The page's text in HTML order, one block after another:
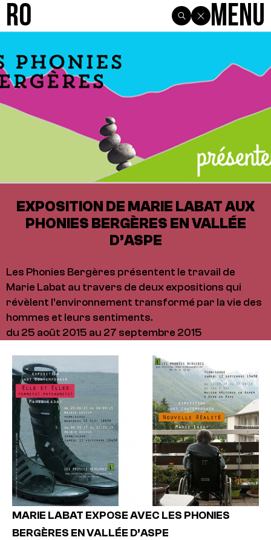
R0 Menu
EXPOSITION DE MARIE LABAT AUX
PHONIES BERGÈRES EN VALLÉE
D’ASPE
Les Phonies Bergères présentent le travail de
Marie Labat au travers de deux expositions qui
révèlent l'environnement transformé par la vie des
hommes et leurs sentiments.
du 25 août 2015 au 27 septembre 2015
MARIE LABAT EXPOSE AVEC LES PHONIES
BERGÈRES EN VALLÉE D’ASPE